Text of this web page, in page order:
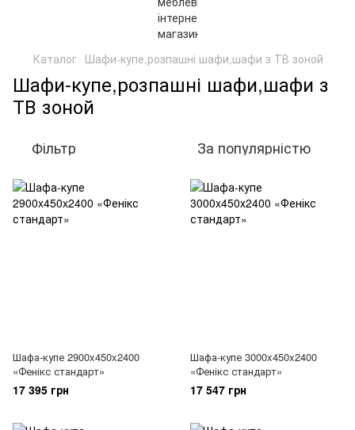
Каталог Шафи-купе,розпашні шафи,шафи з ТВ зоной
Шафи-купе,розпашні шафи,шафи з
ТВ зоной
Фільтр За популярністю
Шафа-купе 2900x450x2400
«Фенікс стандарт»
17 395 грн
Шафа-купе 3000x450x2400
«Фенікс стандарт»
17 547 грн